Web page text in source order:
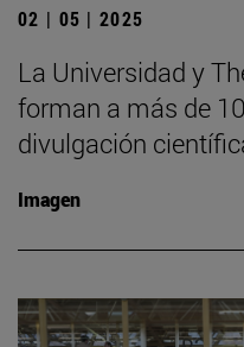
02 | 05 | 2025
La Universidad y
forman a más de
divulgación
Imagen